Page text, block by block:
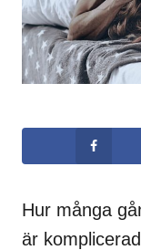
Hur många
är